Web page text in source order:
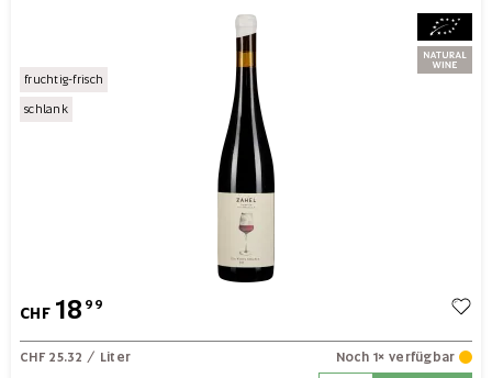
fruchtig-frisch
schlank
CHF 18 99
CHF 25.32 / Liter
Noch 1× verfügbar